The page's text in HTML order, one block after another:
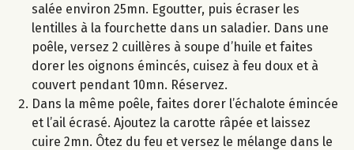
salée environ 25mn. Egoutter, puis écraser les
lentilles à la fourchette dans un saladier. Dans une
poêle, versez 2 cuillères à soupe d’huile et faites
dorer les oignons émincés, cuisez à feu doux et à
couvert pendant 10mn. Réservez.
Dans la même poêle, faites dorer l’échalote émincée
et l’ail écrasé. Ajoutez la carotte râpée et laissez
cuire 2mn. Ôtez du feu et versez le mélange dans le